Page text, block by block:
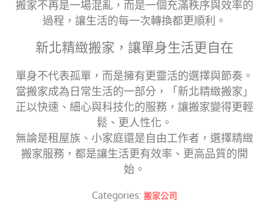
搬家不再是一場混亂，而是一個充滿秩序與效率的
過程，讓生活的每一次轉換都更順利。
新北精緻搬家，讓單身生活更自在
單身不代表孤單，而是擁有更靈活的選擇與節奏。
當搬家成為日常生活的一部分，「新北精緻搬家」
正以快速、細心與科技化的服務，讓搬家變得更輕
鬆、更人性化。
無論是租屋族、小家庭還是自由工作者，選擇精緻
搬家服務，都是讓生活更有效率、更高品質的開
始。
Categories: 搬家公司